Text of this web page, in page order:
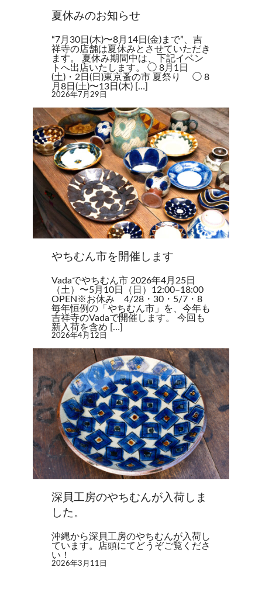
夏休みのお知らせ
“7月30日(木)〜8月14日(金)まで”、吉
祥寺の店舗は夏休みとさせていただき
ます。 夏休み期間中は、下記イベン
トへ出店いたします。 ◯ 8月1日
(土)・2日(日)東京蚤の市 夏祭り ◯ 8
月8日(土)〜13日(木) […]
2026年7月29日
やちむん市を開催します
Vadaでやちむん市 2026年4月25日
（土）〜5月10日（日）12:00–18:00
OPEN※お休み 4/28・30・5/7・8
毎年恒例の「やちむん市」を、今年も
吉祥寺のVadaで開催します。 今回も
新入荷を含め […]
2026年4月12日
深貝工房のやちむんが入荷しま
した。
沖縄から深貝工房のやちむんが入荷し
ています。店頭にてどうぞご覧くださ
い！
2026年3月11日